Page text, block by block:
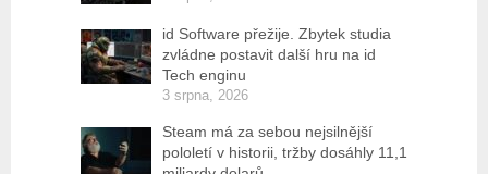
id Software přežije. Zbytek studia
zvládne postavit další hru na id
Tech enginu
3 srpna, 2026
Steam má za sebou nejsilnější
pololetí v historii, tržby dosáhly 11,1